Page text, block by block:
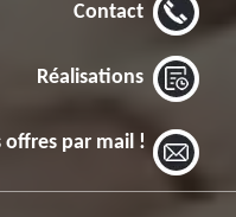
Contact
Réalisations
offres par mail !